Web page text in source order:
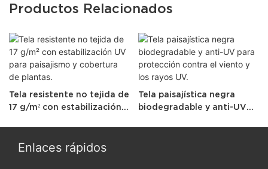
Productos Relacionados
Tela resistente no tejida de
17 g/m² con estabilización
Tela paisajística negra
biodegradable y anti-UV
Enlaces rápidos